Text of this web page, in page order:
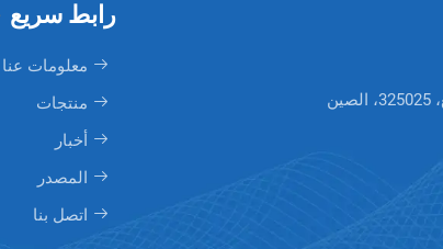
رابط سريع
معلومات عنا
منتجات
أخبار
المصدر
اتصل بنا